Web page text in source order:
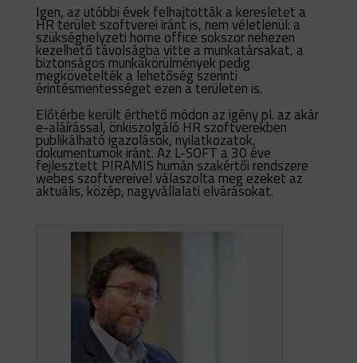
Igen, az utóbbi évek felhajtották a keresletet a
HR terület szoftverei iránt is, nem véletlenül: a
szükséghelyzeti home office sokszor nehezen
kezelhető távolságba vitte a munkatársakat, a
biztonságos munkakörülmények pedig
megkövetelték a lehetőség szerinti
érintésmentességet ezen a területen is.
Előtérbe került érthető módon az igény pl. az akár
e-aláírással, önkiszolgáló HR szoftverekben
publikálható igazolások, nyilatkozatok,
dokumentumok iránt. Az L-SOFT a 30 éve
fejlesztett PIRAMIS humán szakértői rendszere
webes szoftvereivelválaszolta meg ezeket az
aktuális, közép, nagyvállalati elvárásokat.